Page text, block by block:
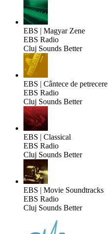
EBS | Magyar Zene
EBS Radio
Cluj Sounds Better
EBS | Cântece de petrecere
EBS Radio
Cluj Sounds Better
EBS | Classical
EBS Radio
Cluj Sounds Better
EBS | Movie Soundtracks
EBS Radio
Cluj Sounds Better